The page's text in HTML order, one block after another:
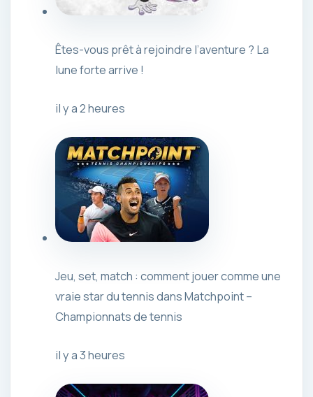
Êtes-vous prêt à rejoindre l’aventure ? La
lune forte arrive !
il y a 2 heures
Jeu, set, match : comment jouer comme une
vraie star du tennis dans Matchpoint –
Championnats de tennis
il y a 3 heures